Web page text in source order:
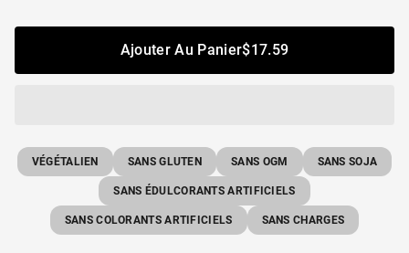
Ajouter Au Panier$17.59
VÉGÉTALIEN SANS GLUTEN SANS OGM SANS SOJA
SANS ÉDULCORANTS ARTIFICIELS
SANS COLORANTS ARTIFICIELS SANS CHARGES
Acheter Maintenant